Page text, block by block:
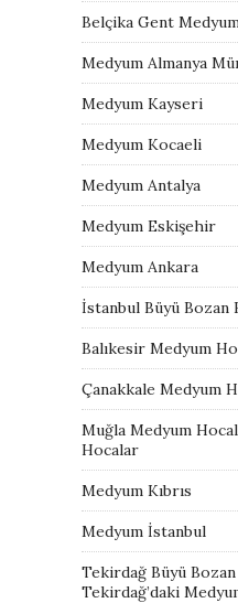
Belçika Gent
Medyum Almanya
Medyum Kayseri
Medyum Kocaeli
Medyum Antalya
Medyum Eskişehir
Medyum Ankara
İstanbul Büyü Bozan
Balıkesir Medyum
Çanakkale Medyum
Muğla Medyum
Hocalar
Medyum Kıbrıs
Medyum İstanbul
Tekirdağ Büyü
Tekirdağ’daki